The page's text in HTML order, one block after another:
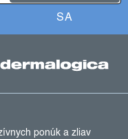
SA
ponúk a zliav